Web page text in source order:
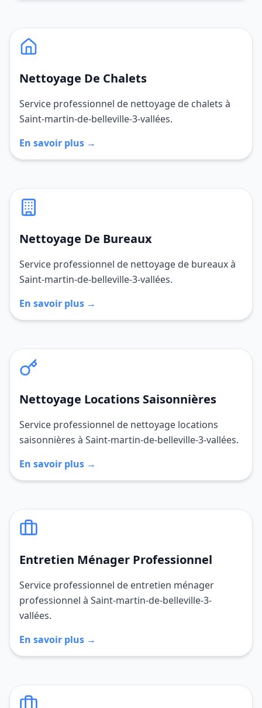
Nettoyage De Chalets
Service professionnel de nettoyage de chalets à
Saint-martin-de-belleville-3-vallées.
En savoir plus →
Nettoyage De Bureaux
Service professionnel de nettoyage de bureaux à
Saint-martin-de-belleville-3-vallées.
En savoir plus →
Nettoyage Locations Saisonnières
Service professionnel de nettoyage locations
saisonnières à Saint-martin-de-belleville-3-vallées.
En savoir plus →
Entretien Ménager Professionnel
Service professionnel de entretien ménager
professionnel à Saint-martin-de-belleville-3-
vallées.
En savoir plus →